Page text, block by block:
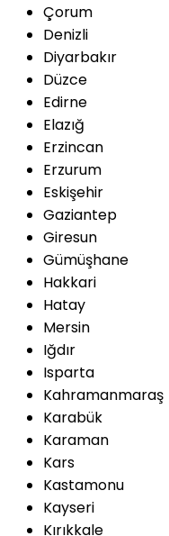
Çorum
Denizli
Diyarbakır
Düzce
Edirne
Elazığ
Erzincan
Erzurum
Eskişehir
Gaziantep
Giresun
Gümüşhane
Hakkari
Hatay
Mersin
Iğdır
Isparta
Kahramanmaraş
Karabük
Karaman
Kars
Kastamonu
Kayseri
Kırıkkale